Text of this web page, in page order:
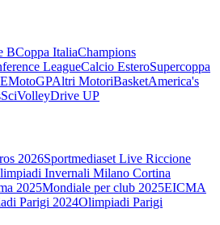
BCoppa ItaliaChampions
LeagueCalcio EsteroSupercoppa
MotoGPAltri MotoriBasketAmerica's
SciVolleyDrive UP
2026Sportmediaset Live Riccione
Invernali Milano Cortina
2025Mondiale per club 2025EICMA
Parigi 2024Olimpiadi Parigi